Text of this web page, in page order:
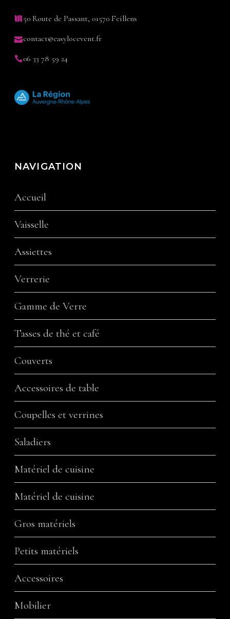
50 Route de Passant, 01570 Feillens
contact@easylocevent.fr
06 33 78 59 24
NAVIGATION
Accueil
Vaisselle
Assiettes
Verrerie
Gamme de Verre
Tasses de thé et café
Couverts
Accessoires de table
Coupelles et verrines
Saladiers
Matériel de cuisine
Matériel de cuisine
Gros matériels
Petits matériels
Accessoires
Mobilier